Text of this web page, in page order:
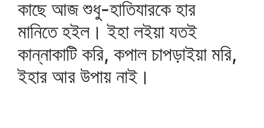
কাছে আজ শুধু-হাতিযারকে হার
মানিতে হইল। ইহা লইয়া যতই
কান্নাকাটি করি, কপাল চাপড়াইয়া মরি,
ইহার আর উপায় নাই।